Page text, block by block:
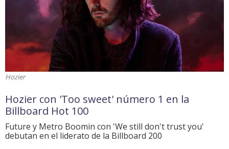
Hozier
Hozier con 'Too sweet' número 1 en la
Billboard Hot 100
Future y Metro Boomin con 'We still don't trust you'
debutan en el liderato de la Billboard 200